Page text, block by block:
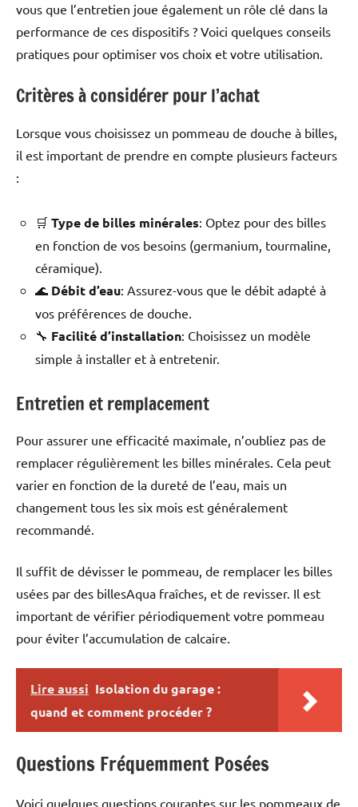
vous que l’entretien joue également un rôle clé dans la
performance de ces dispositifs ? Voici quelques conseils
pratiques pour optimiser vos choix et votre utilisation.
Critères à considérer pour l’achat
Lorsque vous choisissez un pommeau de douche à billes,
il est important de prendre en compte plusieurs facteurs
:
🛒 Type de billes minérales: Optez pour des billes
en fonction de vos besoins (germanium, tourmaline,
céramique).
🌊 Débit d’eau: Assurez-vous que le débit adapté à
vos préférences de douche.
🔧 Facilité d’installation: Choisissez un modèle
simple à installer et à entretenir.
Entretien et remplacement
Pour assurer une efficacité maximale, n’oubliez pas de
remplacer régulièrement les billes minérales. Cela peut
varier en fonction de la dureté de l’eau, mais un
changement tous les six mois est généralement
recommandé.
Il suffit de dévisser le pommeau, de remplacer les billes
usées par des billesAqua fraîches, et de revisser. Il est
important de vérifier périodiquement votre pommeau
pour éviter l’accumulation de calcaire.
Lire aussi Isolation du garage :
quand et comment procéder ?
Questions Fréquemment Posées
Voici quelques questions courantes sur les pommeaux de